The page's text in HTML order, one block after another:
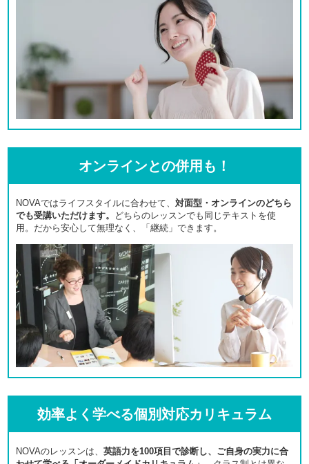
オンラインとの併用も！
NOVAではライフスタイルに合わせて、 対面型・オンラインのどちら
でも受講いただけます。
どちらのレッスンでも同じテキストを使
用。だから安心して無理なく、「継続」できます。
効率よく学べる個別対応カリキュラム
NOVAのレッスンは、 英語力を100項目で診断し、ご自身の実力に合